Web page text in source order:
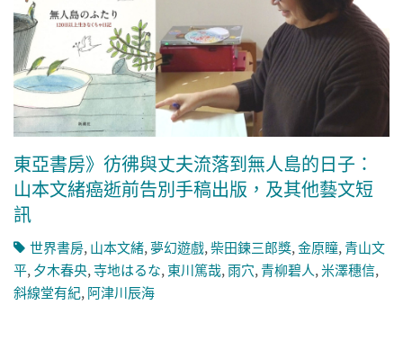
東亞書房》彷彿與丈夫流落到無人島的日子：
山本文緒癌逝前告別手稿出版，及其他藝文短
訊
世界書房,山本文緒,夢幻遊戲,柴田鍊三郎獎,金原瞳,青山文
平,夕木春央,寺地はるな,東川篤哉,雨穴,青柳碧人,米澤穗信,
斜線堂有紀,阿津川辰海